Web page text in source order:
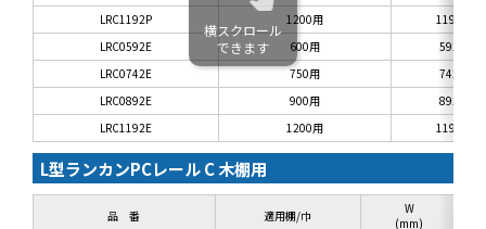
LRC1192P
1200用
1192
LRC0592E
600用
592
LRC0742E
750用
742
LRC0892E
900用
892
LRC1192E
1200用 1192
横スクロール
できます
L型ランカンPCレール C 木棚用
品 番 適用棚/巾
W
(mm)